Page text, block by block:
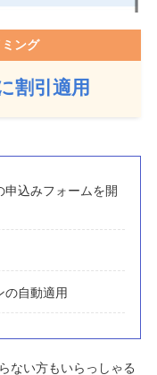
ング
割引適用
込みフォームを開
の自動適用
ない方もいらっしゃる